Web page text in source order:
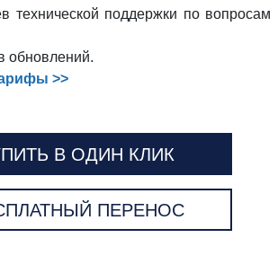
технической поддержки по вопросам
обновлений.
>>
В ОДИН КЛИК
ПЕРЕНОС